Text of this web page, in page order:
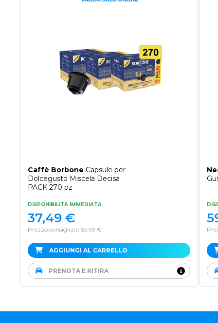
Caffè Borbone Capsule per
Dolcegusto Miscela Decisa
PACK 270 pz
DISPONIBILITÀ IMMEDIATA
Prezzo consigliato 59,99 €
37,49 €
AGGIUNGI AL CARRELLO
PRENOTA E RITIRA